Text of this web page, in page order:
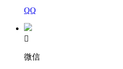
QQ

微信